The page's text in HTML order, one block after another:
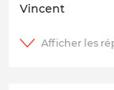
Vincent